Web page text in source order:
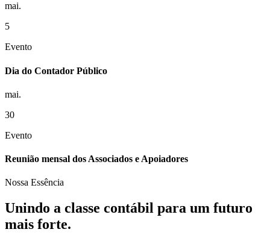
mai.
5
Evento
Dia do Contador Público
mai.
30
Evento
Reunião mensal dos Associados e Apoiadores
Nossa Essência
Unindo a classe contábil para um futuro
mais forte.